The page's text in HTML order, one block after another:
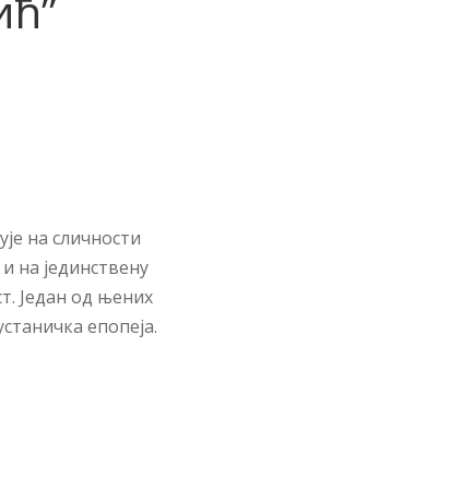
на сличности
на је­дин­стве­ну
Је­дан од њених
епо­пе­ја.